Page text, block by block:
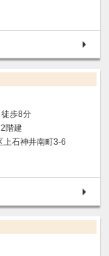
徒歩8分
階建
上石神井南町3-6